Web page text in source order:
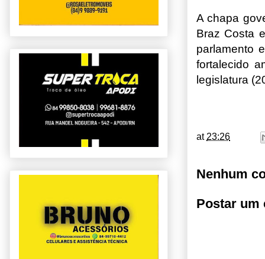
A chapa
Braz Costa
parlamento
fortalecido
legislatura
at 23:26
Nenhum
Postar um